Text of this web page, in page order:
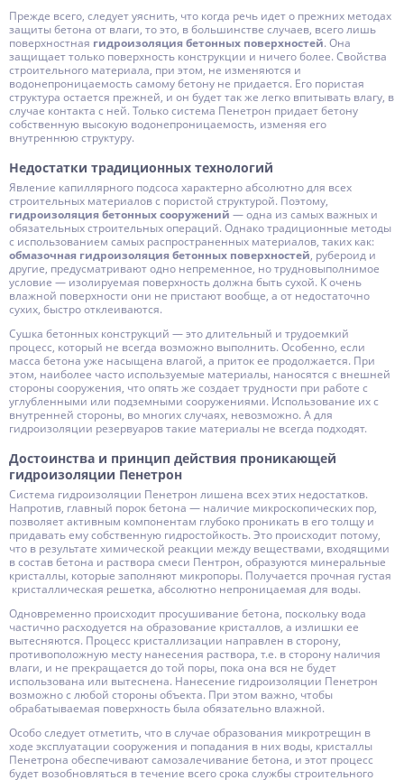
Прежде всего, следует уяснить, что когда речь идет о прежних методах
защиты бетона от влаги, то это, в большинстве случаев, всего лишь
поверхностная гидроизоляция бетонных поверхностей. Она
защищает только поверхность конструкции и ничего более. Свойства
строительного материала, при этом, не изменяются и
водонепроницаемость самому бетону не придается. Его пористая
структура остается прежней, и он будет так же легко впитывать влагу, в
случае контакта с ней. Только система Пенетрон придает бетону
собственную высокую водонепроницаемость, изменяя его
внутреннюю структуру.
Недостатки традиционных технологий
Явление капиллярного подсоса характерно абсолютно для всех
строительных материалов с пористой структурой. Поэтому,
гидроизоляция бетонных сооружений — одна из самых важных и
обязательных строительных операций. Однако традиционные методы
с использованием самых распространенных материалов, таких как:
обмазочная гидроизоляция бетонных поверхностей, рубероид и
другие, предусматривают одно непременное, но трудновыполнимое
условие — изолируемая поверхность должна быть сухой. К очень
влажной поверхности они не пристают вообще, а от недостаточно
сухих, быстро отклеиваются.
Сушка бетонных конструкций — это длительный и трудоемкий
процесс, который не всегда возможно выполнить. Особенно, если
масса бетона уже насыщена влагой, а приток ее продолжается. При
этом, наиболее часто используемые материалы, наносятся с внешней
стороны сооружения, что опять же создает трудности при работе с
углубленными или подземными сооружениями. Использование их с
внутренней стороны, во многих случаях, невозможно. А для
гидроизоляции резервуаров такие материалы не всегда подходят.
Достоинства и принцип действия проникающей
гидроизоляции Пенетрон
Система гидроизоляции Пенетрон лишена всех этих недостатков.
Напротив, главный порок бетона — наличие микроскопических пор,
позволяет активным компонентам глубоко проникать в его толщу и
придавать ему собственную гидростойкость. Это происходит потому,
что в результате химической реакции между веществами, входящими
в состав бетона и раствора смеси Пентрон, образуются минеральные
кристаллы, которые заполняют микропоры. Получается прочная густая
кристаллическая решетка, абсолютно непроницаемая для воды.
Одновременно происходит просушивание бетона, поскольку вода
частично расходуется на образование кристаллов, а излишки ее
вытесняются. Процесс кристаллизации направлен в сторону,
противоположную месту нанесения раствора, т.е. в сторону наличия
влаги, и не прекращается до той поры, пока она вся не будет
использована или вытеснена. Нанесение гидроизоляции Пенетрон
возможно с любой стороны объекта. При этом важно, чтобы
обрабатываемая поверхность была обязательно влажной.
Особо следует отметить, что в случае образования микротрещин в
ходе эксплуатации сооружения и попадания в них воды, кристаллы
Пенетрона обеспечивают самозалечивание бетона, и этот процесс
будет возобновляться в течение всего срока службы строительного